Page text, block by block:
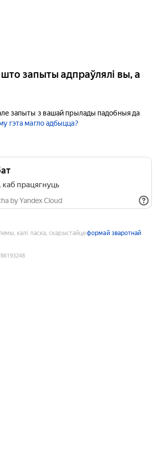
запыты адпраўлялі вы, а
запыты з вашай прылады падобныя да
гэта магло адбыцца?
каб працягнуць
by Yandex Cloud
калі ласка, скарыстайцеформай зваротнай